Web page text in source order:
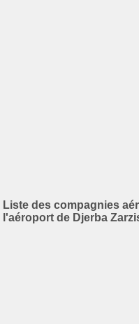
Liste des compagnies
l'aéroport de Djerba